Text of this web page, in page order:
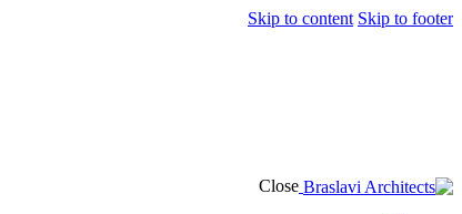
Skip to content Skip to footer
Close